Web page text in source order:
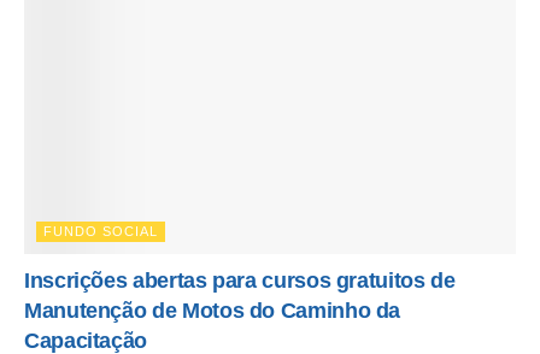
FUNDO SOCIAL
Inscrições abertas para cursos gratuitos de
Manutenção de Motos do Caminho da
Capacitação